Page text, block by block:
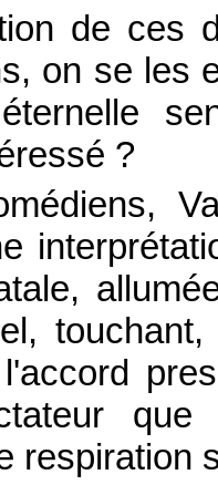
de ces
on se les
?